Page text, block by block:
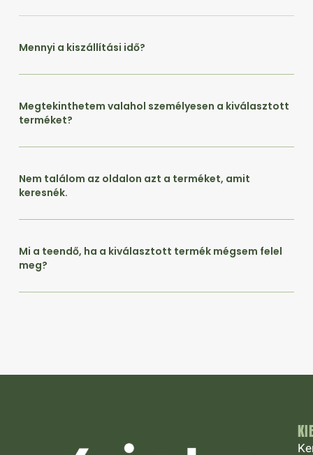
Mennyi a kiszállítási idő?
Megtekinthetem valahol személyesen a kiválasztott
terméket?
Nem találom az oldalon azt a terméket, amit
keresnék.
Mi a teendő, ha a kiválasztott termék mégsem felel
meg?